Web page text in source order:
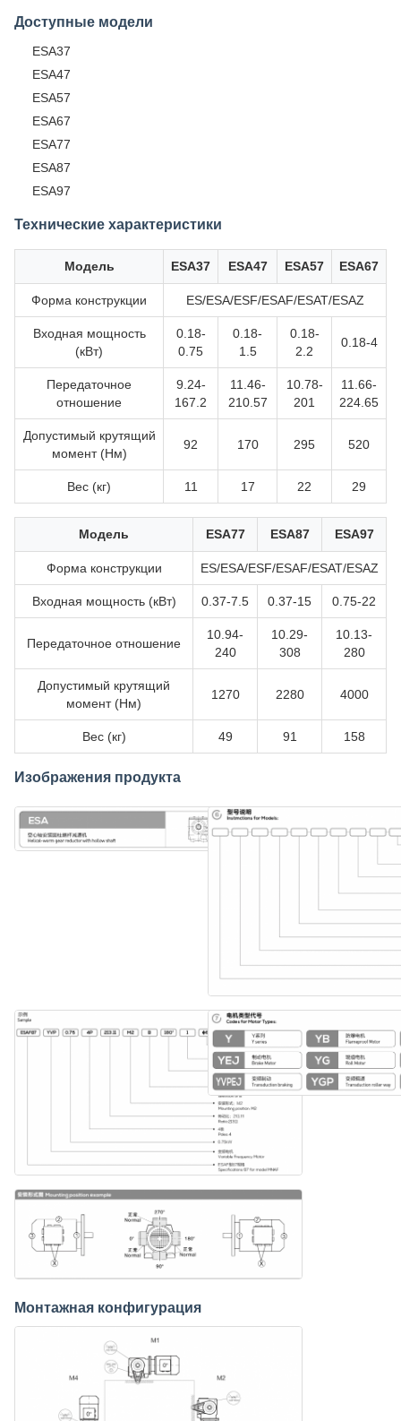
Доступные модели
ESA37
ESA47
ESA57
ESA67
ESA77
ESA87
ESA97
Технические характеристики
Модель ESA37 ESA47 ESA57 ESA67
Форма конструкции ES/ESA/ESF/ESAF/ESAT/ESAZ
Входная мощность
(кВт)
0.18-
0.75
0.18-
1.5
0.18-
2.2
0.18-4
Передаточное
отношение
9.24-
167.2
11.46-
210.57
10.78-
201
11.66-
224.65
Допустимый крутящий
момент (Нм)
92 170 295 520
Вес (кг) 11 17 22 29
Модель ESA77 ESA87 ESA97
Форма конструкции ES/ESA/ESF/ESAF/ESAT/ESAZ
Входная мощность (кВт) 0.37-7.5 0.37-15 0.75-22
Передаточное отношение
10.94-
240
10.29-
308
10.13-
280
Допустимый крутящий
момент (Нм)
1270 2280 4000
Вес (кг) 49 91 158
Изображения продукта
Монтажная конфигурация